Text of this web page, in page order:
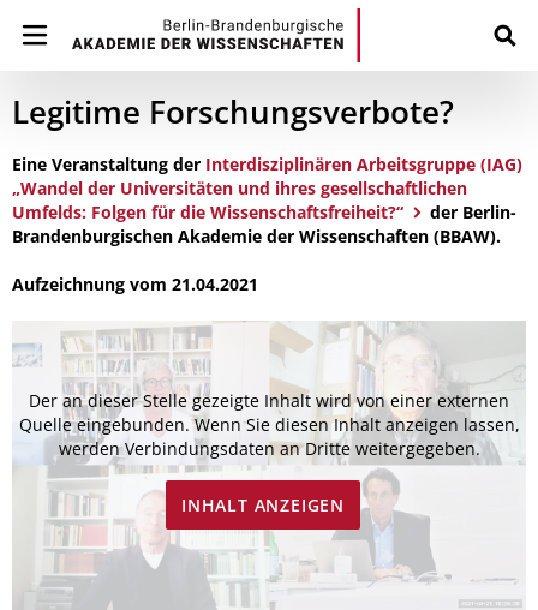
Legitime Forschungsverbote?
Eine Veranstaltung der Interdisziplinären Arbeitsgruppe (IAG)
„Wandel der Universitäten und ihres gesellschaftlichen
Umfelds: Folgen für die Wissenschaftsfreiheit?“
der Berlin-
Brandenburgischen Akademie der Wissenschaften (BBAW).
Aufzeichnung vom 21.04.2021
Der an dieser Stelle gezeigte Inhalt wird von einer externen
Quelle eingebunden. Wenn Sie diesen Inhalt anzeigen lassen,
werden Verbindungsdaten an Dritte weitergegeben.
INHALT ANZEIGEN